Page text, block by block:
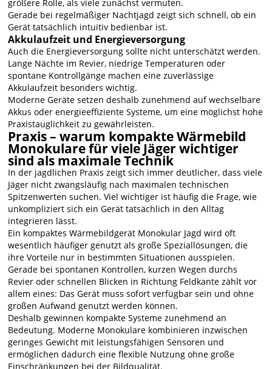
größere Rolle, als viele zunächst vermuten.
Gerade bei regelmäßiger Nachtjagd zeigt sich schnell, ob ein
Gerät tatsächlich intuitiv bedienbar ist.
Akkulaufzeit und Energieversorgung
Auch die Energieversorgung sollte nicht unterschätzt werden.
Lange Nächte im Revier, niedrige Temperaturen oder
spontane Kontrollgänge machen eine zuverlässige
Akkulaufzeit besonders wichtig.
Moderne Geräte setzen deshalb zunehmend auf wechselbare
Akkus oder energieeffiziente Systeme, um eine möglichst hohe
Praxistauglichkeit zu gewährleisten.
Praxis – warum kompakte Wärmebild
Monokulare für viele Jäger wichtiger
sind als maximale Technik
In der jagdlichen Praxis zeigt sich immer deutlicher, dass viele
Jäger nicht zwangsläufig nach maximalen technischen
Spitzenwerten suchen. Viel wichtiger ist häufig die Frage, wie
unkompliziert sich ein Gerät tatsächlich in den Alltag
integrieren lässt.
Ein kompaktes Wärmebildgerät Monokular Jagd wird oft
wesentlich häufiger genutzt als große Speziallösungen, die
ihre Vorteile nur in bestimmten Situationen ausspielen.
Gerade bei spontanen Kontrollen, kurzen Wegen durchs
Revier oder schnellen Blicken in Richtung Feldkante zählt vor
allem eines: Das Gerät muss sofort verfügbar sein und ohne
großen Aufwand genutzt werden können.
Deshalb gewinnen kompakte Systeme zunehmend an
Bedeutung. Moderne Monokulare kombinieren inzwischen
geringes Gewicht mit leistungsfähigen Sensoren und
ermöglichen dadurch eine flexible Nutzung ohne große
Einschränkungen bei der Bildqualität.